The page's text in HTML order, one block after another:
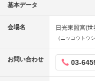
基本データ
会場名 日光東照宮(
（ニッコウトウ
お問い合わせ 03-